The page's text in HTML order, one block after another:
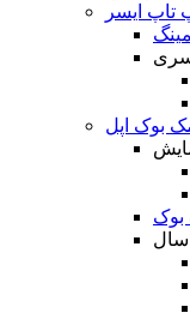
تاپ ایسر
سری
بوک اپل